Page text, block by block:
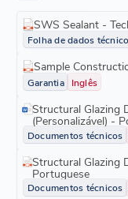
SWS Sealant -
Folha de dados
Sample
Garantia Inglês
Structural Glazing
(Personalizável) -
Documentos técnicos
Structural Glazing
Portuguese
Documentos técnicos